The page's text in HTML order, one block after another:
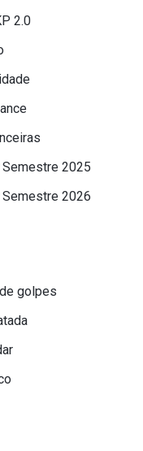
2.0
Semestre 2025
Semestre 2026
golpes